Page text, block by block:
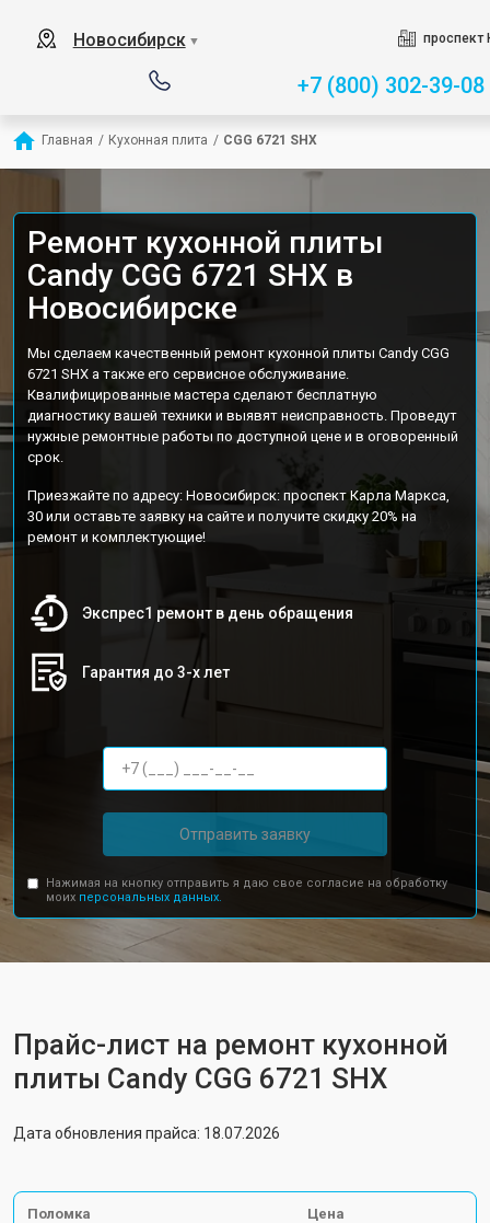
Новосибирск ▼ проспект
+7 (800) 302-39-08
Главная / Кухонная плита / CGG 6721 SHX
Ремонт кухонной плиты
Candy CGG 6721 SHX в
Новосибирске
Мы сделаем качественный ремонт кухонной плиты Candy CGG
6721 SHX а также его сервисное обслуживание.
Квалифицированные мастера сделают бесплатную
диагностику вашей техники и выявят неисправность. Проведут
нужные ремонтные работы по доступной цене и в оговоренный
срок.
Приезжайте по адресу: Новосибирск: проспект Карла Маркса,
30 или оставьте заявку на сайте и получите скидку 20% на
ремонт и комплектующие!
Экспрес1 ремонт в день обращения
Гарантия до 3-х лет
Отправить заявку
Нажимая на кнопку отправить я даю свое согласие на обработку
моих персональных данных.
Прайс-лист на ремонт кухонной
плиты Candy CGG 6721 SHX
Дата обновления прайса: 18.07.2026
Поломка Цена